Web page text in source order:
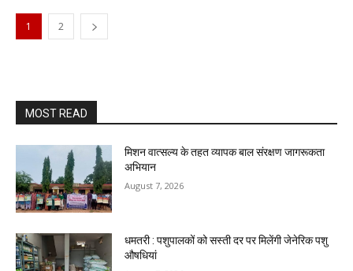
1 2
MOST READ
मिशन वात्सल्य के तहत व्यापक बाल संरक्षण जागरूकता
अभियान
August 7, 2026
धमतरी : पशुपालकों को सस्ती दर पर मिलेंगी जेनेरिक पशु
औषधियां